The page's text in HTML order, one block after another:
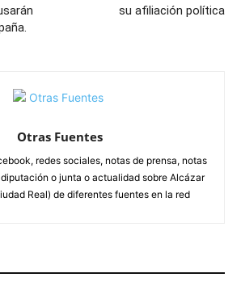
su afiliación política
Otras Fuentes
redes sociales, notas de prensa, notas
o junta o actualidad sobre Alcázar
Real) de diferentes fuentes en la red